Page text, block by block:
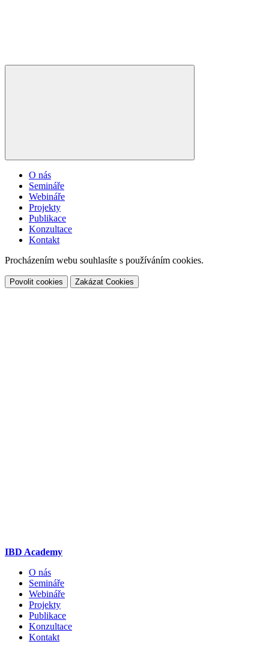
O nás
Semináře
Webináře
Projekty
Publikace
Konzultace
Kontakt
Procházením webu souhlasíte s používáním cookies.
Povolit cookies Zakázat Cookies
IBD Academy
O nás
Semináře
Webináře
Projekty
Publikace
Konzultace
Kontakt